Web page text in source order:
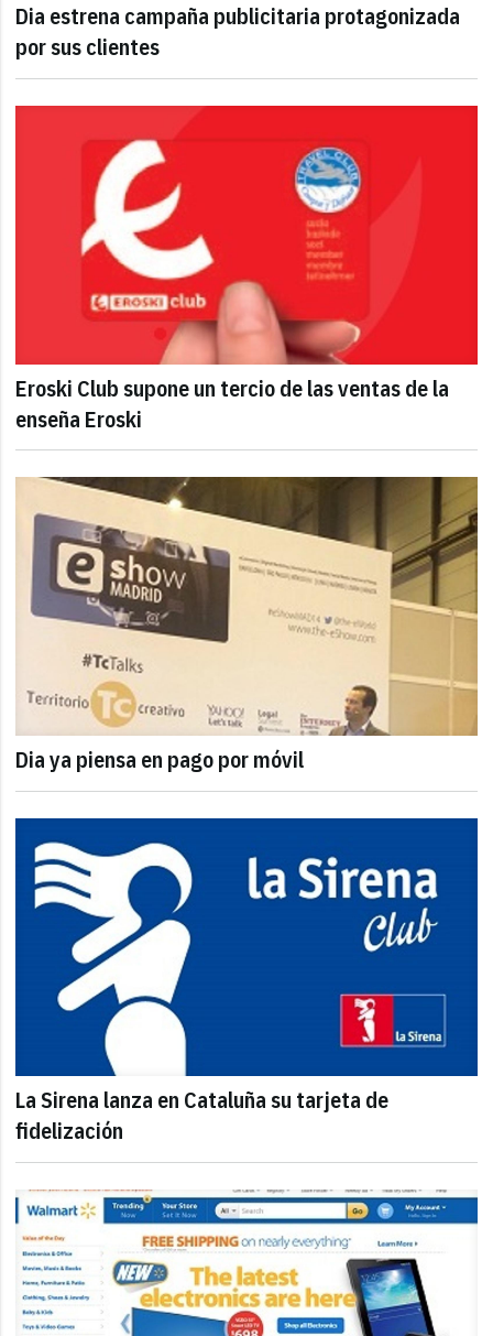
Dia estrena campaña publicitaria protagonizada
por sus clientes
Eroski Club supone un tercio de las ventas de la
enseña Eroski
Dia ya piensa en pago por móvil
La Sirena lanza en Cataluña su tarjeta de
fidelización